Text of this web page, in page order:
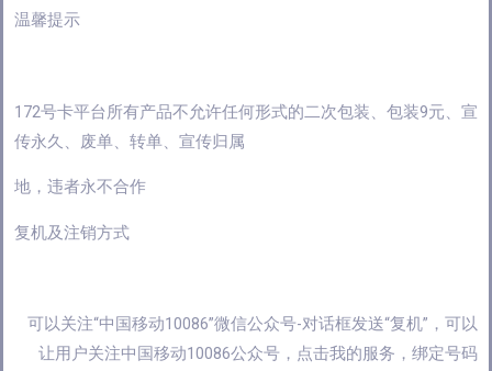
温馨提示
172号卡平台所有产品不允许任何形式的二次包装、包装9元、宣
传永久、废单、转单、宣传归属
地，违者永不合作
复机及注销方式
可以关注“中国移动10086”微信公众号-对话框发送“复机”，可以
让用户关注中国移动10086公众号，点击我的服务，绑定号码